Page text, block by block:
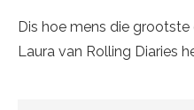
Dis hoe mens die grootste
Laura van Rolling Diaries